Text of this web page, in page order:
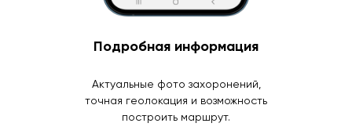
Подробная информация
Актуальные фото захоронений,
точная геолокация и возможность
построить маршрут.